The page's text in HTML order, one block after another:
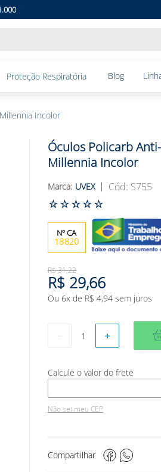
Proteção Respiratória Blog
Incolor
Óculos Policarb
Millennia Incolor
UVEX : S755
☆☆☆☆☆
18820
R$31,22
R$ 29,66
Ou 6x de R$ 4,94 sem juros
＋
Não sei meu CEP
Compartilhar